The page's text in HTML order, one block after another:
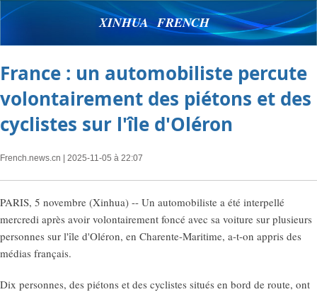
XINHUA FRENCH
France : un automobiliste percute
volontairement des piétons et des
cyclistes sur l'île d'Oléron
French.news.cn | 2025-11-05 à 22:07
PARIS, 5 novembre (Xinhua) -- Un automobiliste a été interpellé
mercredi après avoir volontairement foncé avec sa voiture sur plusieurs
personnes sur l'île d'Oléron, en Charente-Maritime, a-t-on appris des
médias français.
Dix personnes, des piétons et des cyclistes situés en bord de route, ont